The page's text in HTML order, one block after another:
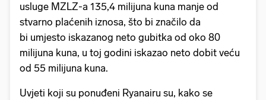
usluge MZLZ-a 135,4 milijuna kuna manje od
stvarno plaćenih iznosa, što bi značilo da
bi umjesto iskazanog neto gubitka od oko 80
milijuna kuna, u toj godini iskazao neto dobit veću
od 55 milijuna kuna.
Uvjeti koji su ponuđeni Ryanairu su, kako se